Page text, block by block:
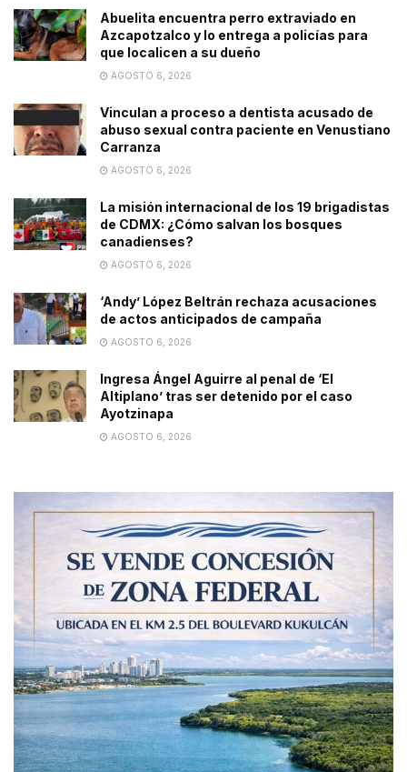
Abuelita encuentra perro extraviado en
Azcapotzalco y lo entrega a policías para
que localicen a su dueño
AGOSTO 6, 2026
Vinculan a proceso a dentista acusado de
abuso sexual contra paciente en Venustiano
Carranza
AGOSTO 6, 2026
La misión internacional de los 19 brigadistas
de CDMX: ¿Cómo salvan los bosques
canadienses?
AGOSTO 6, 2026
‘Andy’ López Beltrán rechaza acusaciones
de actos anticipados de campaña
AGOSTO 6, 2026
Ingresa Ángel Aguirre al penal de ‘El
Altiplano’ tras ser detenido por el caso
Ayotzinapa
AGOSTO 6, 2026